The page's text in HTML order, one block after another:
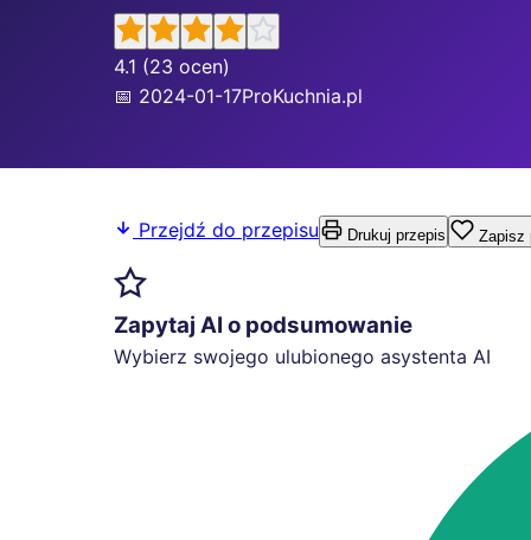
4.1 (23 ocen)
📅 2024-01-17ProKuchnia.pl
Przejdź do przepisu Drukuj przepis Zapisz
Zapytaj AI o podsumowanie
Wybierz swojego ulubionego asystenta AI